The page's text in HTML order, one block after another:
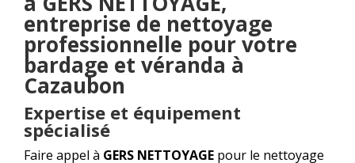
entreprise de nettoyage
professionnelle pour votre
bardage et véranda à
Cazaubon
Expertise et équipement
spécialisé
Faire appel à GERS NETTOYAGE pour le nettoyage